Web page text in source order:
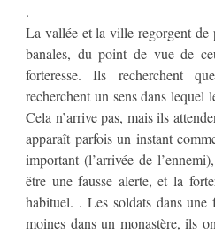
.
La vallée et la ville regorgent de
banales, du point de vue de
forteresse. Ils recherchent
recherchent un sens dans lequel
Cela n’arrive pas, mais ils
apparaît parfois un instant
important (l’arrivée de
être une fausse alerte, et la
habituel. . Les soldats dans une
moines dans un monastère, ils